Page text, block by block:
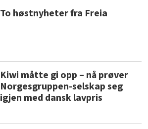
To høstnyheter fra Freia
Kiwi måtte gi opp – nå prøver
Norgesgruppen-selskap seg
igjen med dansk lavpris